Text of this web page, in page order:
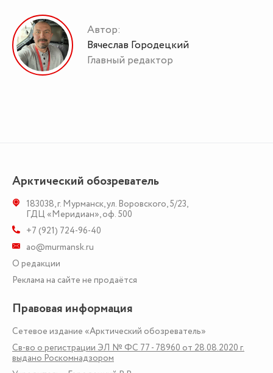
Автор:
Вячеслав Городецкий
Главный редактор
Арктический обозреватель
183038,г. Мурманск,ул. Воровского, 5/23,
ГДЦ «Меридиан», оф. 500
+7 (921) 724-96-40
ao@murmansk.ru
О редакции
Реклама на сайте не продаётся
Правовая информация
Сетевое издание «Арктический обозреватель»
Св-во о регистрации ЭЛ № ФС 77 - 78960 от 28.08.2020 г.
выдано Роскомнадзором